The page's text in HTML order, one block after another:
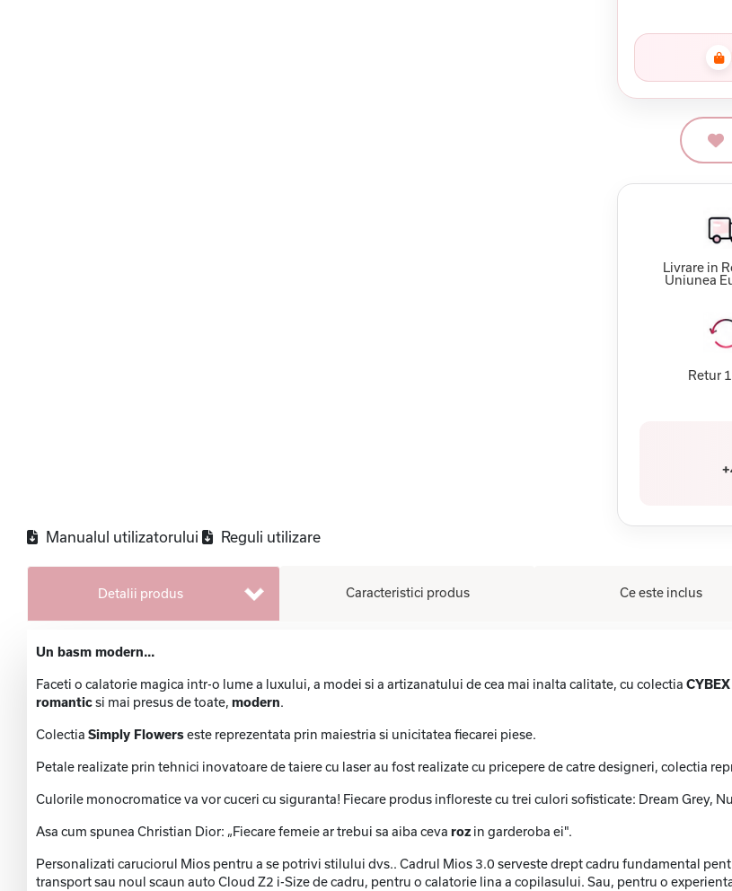
Livrare in
Uniunea
Retur
Manualul utilizatorului Reguli utilizare
Detalii produs Caracteristici produs Ce este inclus
Un basm modern...
Faceti o calatorie magica intr-o lume a luxului, a modei si a artizanatului de cea mai inalta calitate, cu colectia
romanticsi mai presus de toate, modern.
Colectia Simply Flowerseste reprezentata prin maiestria si unicitatea fiecarei piese.
Petale realizate prin tehnici inovatoare de taiere cu laser au fost realizate cu pricepere de catre designeri, colectia
Culorile monocromatice va vor cuceri cu siguranta! Fiecare produs infloreste cu trei culori sofisticate: Dream Grey,
Asa cum spunea Christian Dior: „Fiecare femeie ar trebui sa aiba ceva roz in garderoba ei".
Personalizati caruciorul Mios pentru a se potrivi stilului dvs.. Cadrul Mios 3.0 serveste drept cadru fundamental
transport sau noul scaun auto Cloud Z2 i-Size de cadru, pentru o calatorie lina a copilasului. Sau, pentru o